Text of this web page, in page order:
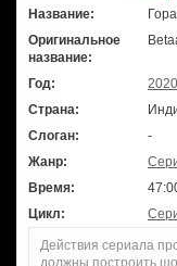
Название:
Оригинальное
название:
Год:
2020
Страна:
Слоган:
-
Жанр:
Время:
Цикл:
Действия сериала